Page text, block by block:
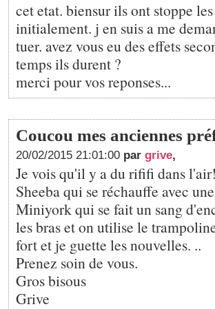
cet etat. biensur ils ont stoppe
initialement. j en suis a me
tuer. avez vous eu des effets
temps ils durent ?
merci pour vos reponses...
Coucou mes anciennes
20/02/2015 21:01:00 par grive,
Je vois qu'il y a du rififi dans l'air!
Sheeba qui se réchauffe avec
Miniyork qui se fait un sang
les bras et on utilise le
fort et je guette les nouvelles. ..
Prenez soin de vous.
Gros bisous
Grive